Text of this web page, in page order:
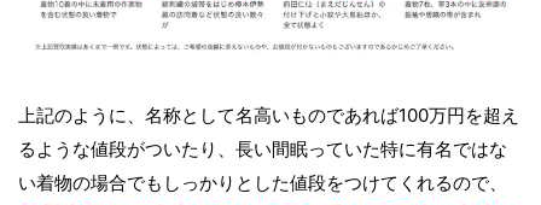
上記のように、名称として名高いものであれば100万円を超え
るような値段がついたり、長い間眠っていた特に有名ではな
い着物の場合でもしっかりとした値段をつけてくれるので、